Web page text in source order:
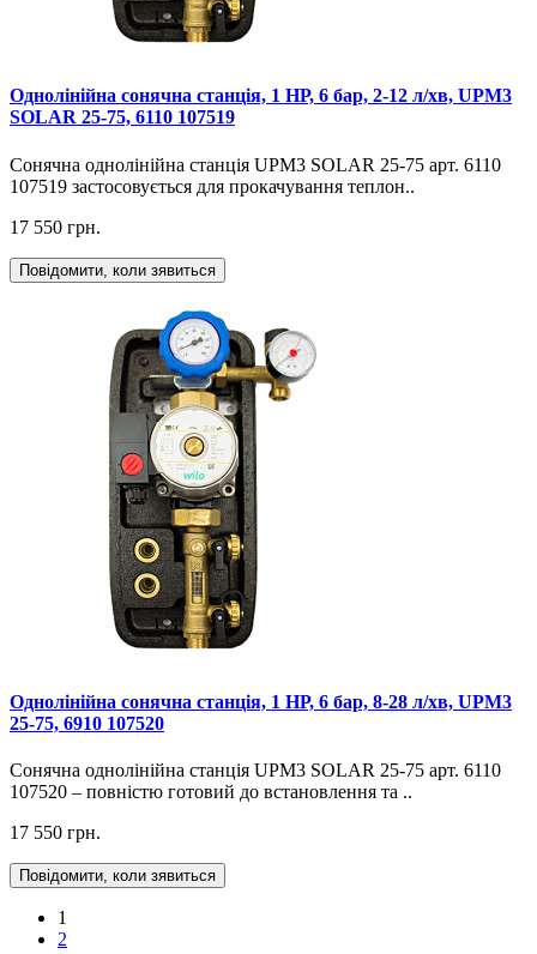
Однолінійна сонячна станція, 1 НР, 6 бар, 2-12 л/хв, UPM3
SOLAR 25-75, 6110 107519
Сонячна однолінійна станція UPM3 SOLAR 25-75 арт. 6110
107519 застосовується для прокачування теплон..
17 550 грн.
Повідомити, коли зявиться
Однолінійна сонячна станція, 1 НР, 6 бар, 8-28 л/хв, UPM3
25-75, 6910 107520
Сонячна однолінійна станція UPM3 SOLAR 25-75 арт. 6110
107520 – повністю готовий до встановлення та ..
17 550 грн.
Повідомити, коли зявиться
1
2